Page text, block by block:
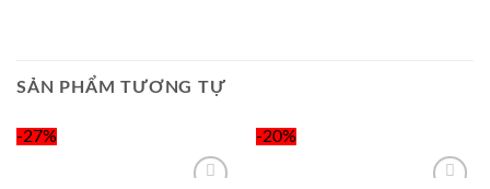
SẢN PHẨM TƯƠNG TỰ
-27% -20%